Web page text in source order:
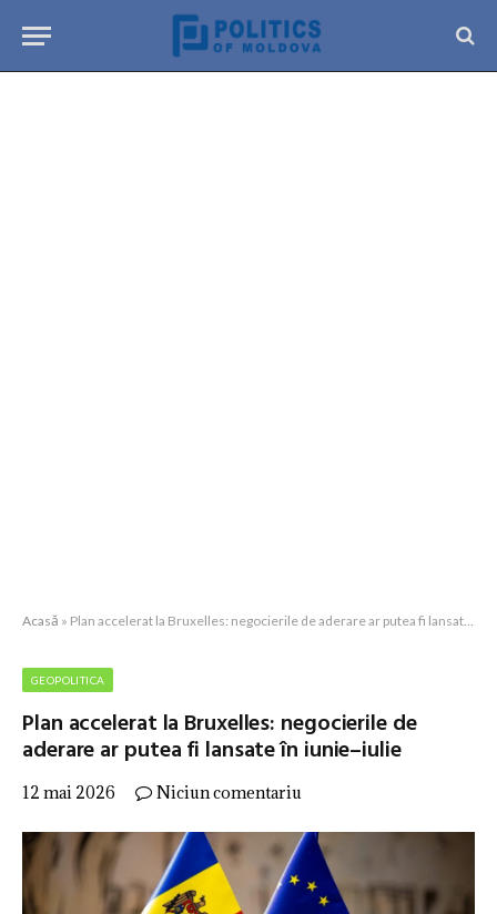
Acasă » Plan accelerat la Bruxelles: negocierile de aderare ar putea fi lansate în iunie–iulie
GEOPOLITICA
Plan accelerat la Bruxelles: negocierile de
aderare ar putea fi lansate în iunie–iulie
12 mai 2026 Niciun comentariu